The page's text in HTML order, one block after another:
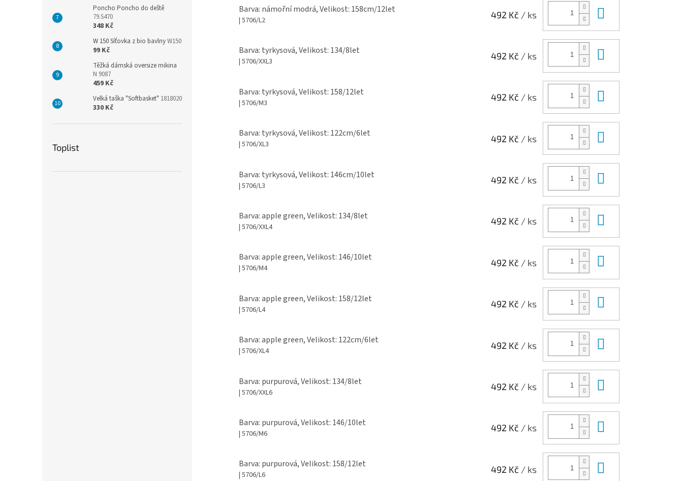
Poncho Poncho do deště
79.S470
348 Kč
W 150 Síťovka z bio bavlnyW150
99 Kč
Těžká dámská oversize mikina
N 9087
459 Kč
Velká taška "Softbasket" 1818020
330 Kč
Toplist
Barva: námořní modrá, Velikost: 158cm/12let
| 5706/L2
492 Kč / ks
Barva: tyrkysová, Velikost: 134/8let
| 5706/XXL3
492 Kč / ks
Barva: tyrkysová, Velikost: 158/12let
| 5706/M3
492 Kč / ks
Barva: tyrkysová, Velikost: 122cm/6let
| 5706/XL3
492 Kč / ks
Barva: tyrkysová, Velikost: 146cm/10let
| 5706/L3
492 Kč / ks
Barva: apple green, Velikost: 134/8let
| 5706/XXL4
492 Kč / ks
Barva: apple green, Velikost: 146/10let
| 5706/M4
492 Kč / ks
Barva: apple green, Velikost: 158/12let
| 5706/L4
492 Kč / ks
Barva: apple green, Velikost: 122cm/6let
| 5706/XL4
492 Kč / ks
Barva: purpurová, Velikost: 134/8let
| 5706/XXL6
492 Kč / ks
Barva: purpurová, Velikost: 146/10let
| 5706/M6
492 Kč / ks
Barva: purpurová, Velikost: 158/12let
| 5706/L6
492 Kč / ks